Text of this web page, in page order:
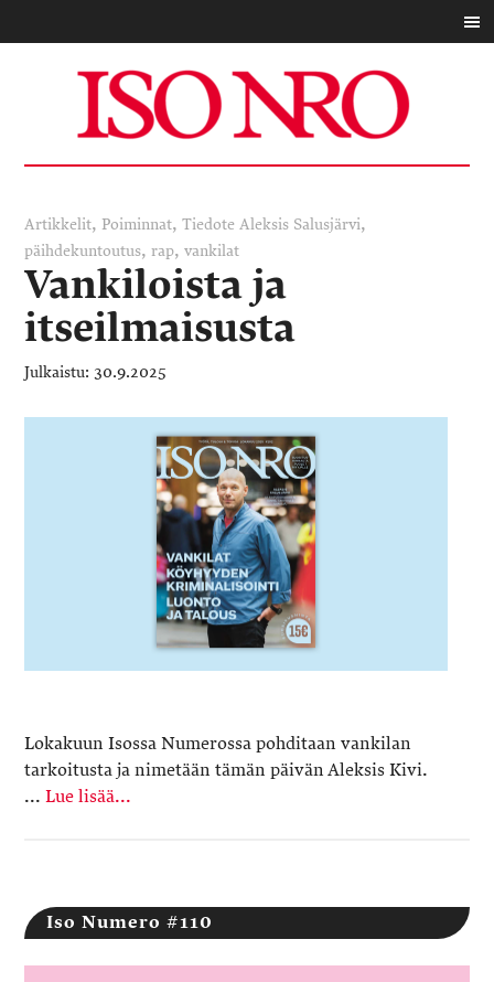
Artikkelit, Poiminnat,Tiedote Aleksis Salusjärvi,
päihdekuntoutus,rap,vankilat
Vankiloista ja
itseilmaisusta
30.9.2025
Lokakuun Isossa Numerossa pohditaan vankilan
tarkoitusta ja nimetään tämän päivän Aleksis Kivi.
...Lue lisää...
Iso Numero #110